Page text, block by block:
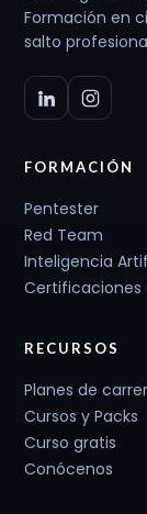
Formación en
salto
FORMACIÓN
Pentester
Red Team
Inteligencia
Certificaciones
RECURSOS
Planes de
Cursos y Packs
Curso gratis
Conócenos